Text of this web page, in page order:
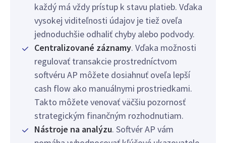
každý má vždy prístup k stavu platieb. Vďaka
vysokej viditeľnosti údajov je tiež oveľa
jednoduchšie odhaliť chyby alebo podvody.
Centralizované záznamy. Vďaka možnosti
regulovať transakcie prostredníctvom
softvéru AP môžete dosiahnuť oveľa lepší
cash flow ako manuálnymi prostriedkami.
Takto môžete venovať väčšiu pozornosť
strategickým finančným rozhodnutiam.
Nástroje na analýzu. Softvér AP vám